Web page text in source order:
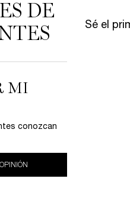
DE
MI
conozcan
Sé el